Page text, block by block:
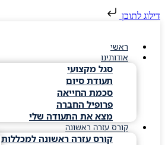
דילוג לתוכן
ראשי
אודותינו
סגל מקצועי
תעודת סיום
סכמת החייאה
פרופיל החברה
מצא את התעודה שלי
קורס עזרה ראשונה
קורס עזרה ראשונה למכללות